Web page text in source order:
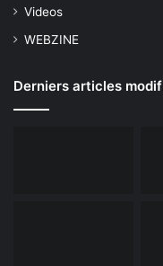
Videos
WEBZINE
Derniers articles